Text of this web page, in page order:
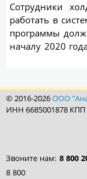
Сотрудники
работать в
программы
началу 2020
© 2016-2026ООО
ИНН 6685001878 КПП
Звоните нам: 8 800
8 800